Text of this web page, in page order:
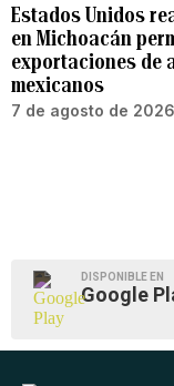
Estados Unidos
en Michoacán
exportaciones de
mexicanos
7 de agosto de
DISPONIBLE EN
Google